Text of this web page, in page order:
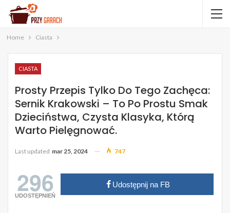
Home Ciasta
CIASTA
Prosty Przepis Tylko Do Tego Zachęca:
Sernik Krakowski – To Po Prostu Smak
Dzieciństwa, Czysta Klasyka, Którą
Warto Pielęgnować.
Last updated mar 25, 2024 747
296
UDOSTĘPNIEŃ
Udostępnij na FB